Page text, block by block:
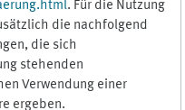
. Für die Nutzung
die nachfolgend
die sich
stehenden
Verwendung einer
ergeben.